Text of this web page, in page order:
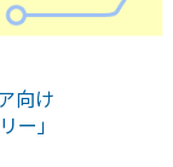
向け
ー」